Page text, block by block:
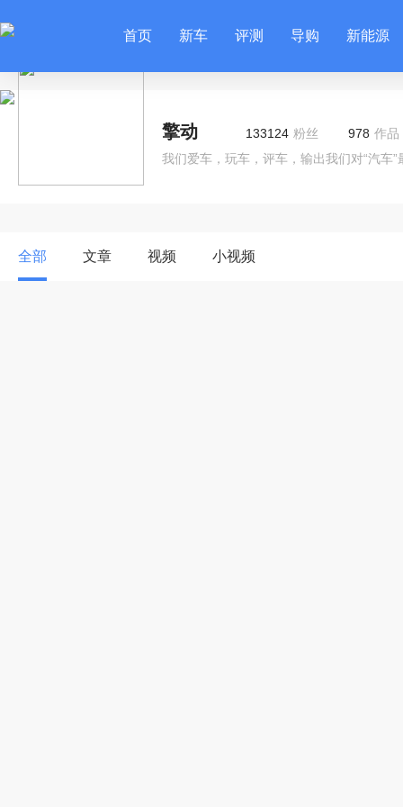
首页 新车 评测 导购 新能源
擎动 133124 粉丝 978 作品
我们爱车，玩车，评车，输出我们对“汽车
全部 文章 视频 小视频